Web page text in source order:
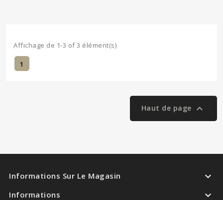
Affichage de 1-3 of 3 élément(s)
1
Haut de page 
Informations Sur Le Magasin 
Informations 